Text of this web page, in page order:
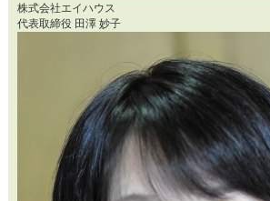
株式会社エイハウス
代表取締役 田澤 妙子